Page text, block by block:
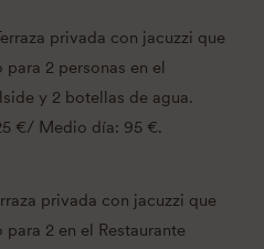
privada con jacuzzi que
2 personas en el
y 2 botellas de agua.
€/ Medio día: 95 €.
privada con jacuzzi que
2 en el Restaurante